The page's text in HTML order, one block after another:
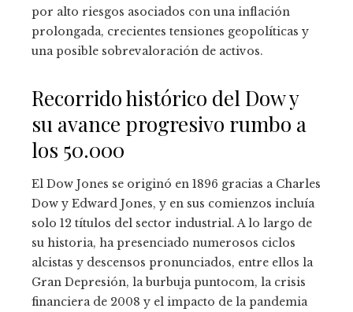
por alto riesgos asociados con una inflación
prolongada, crecientes tensiones geopolíticas y
una posible sobrevaloración de activos.
Recorrido histórico del Dow y
su avance progresivo rumbo a
los 50.000
El Dow Jones se originó en 1896 gracias a Charles
Dow y Edward Jones, y en sus comienzos incluía
solo 12 títulos del sector industrial. A lo largo de
su historia, ha presenciado numerosos ciclos
alcistas y descensos pronunciados, entre ellos la
Gran Depresión, la burbuja puntocom, la crisis
financiera de 2008 y el impacto de la pandemia